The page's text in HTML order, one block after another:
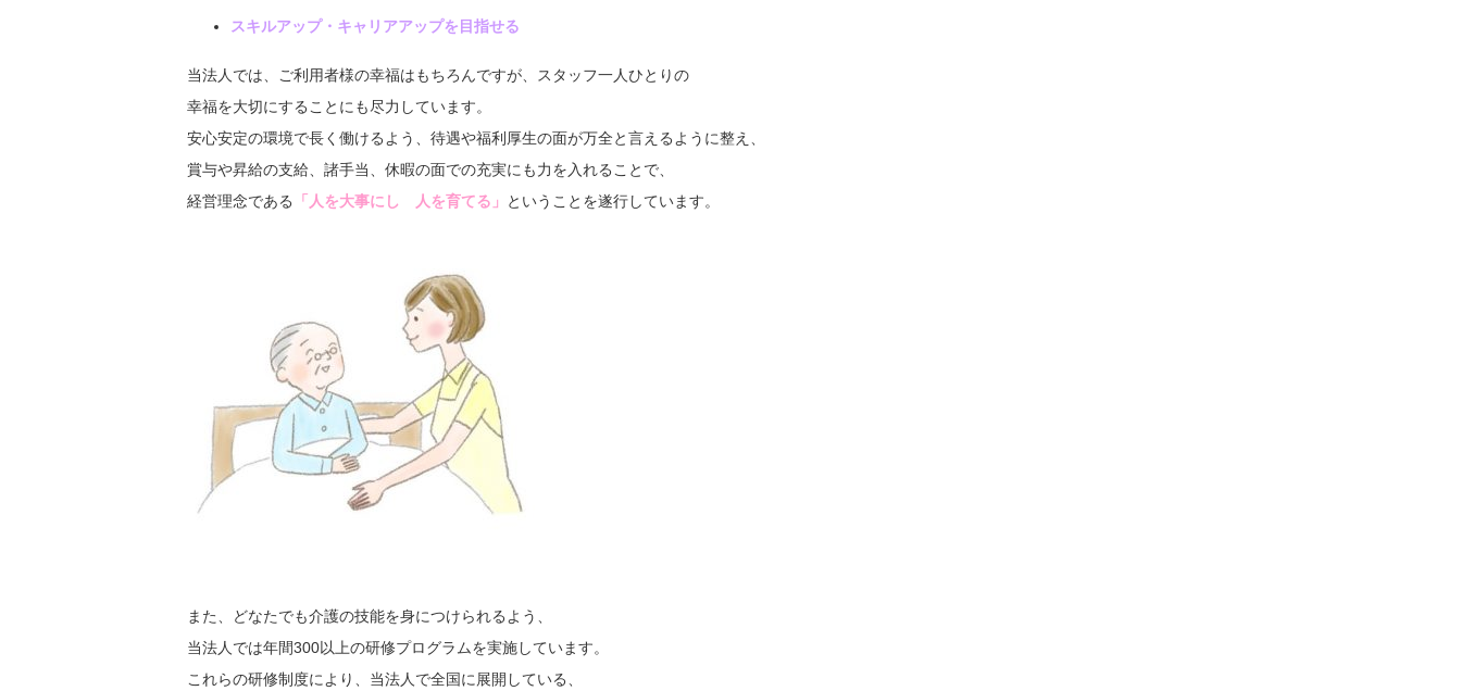
スキルアップ・キャリアアップを目指せる
当法人では、ご利用者様の幸福はもちろんですが、スタッフ一人ひとりの
幸福を大切にすることにも尽力しています。
安心安定の環境で長く働けるよう、待遇や福利厚生の面が万全と言えるように整え、
賞与や昇給の支給、諸手当、休暇の面での充実にも力を入れることで、
経営理念である
「人を大事にし 人を育てる」 ということを遂行しています。
また、どなたでも介護の技能を身につけられるよう、
当法人では年間300以上の研修プログラムを実施しています。
これらの研修制度により、当法人で全国に展開している、